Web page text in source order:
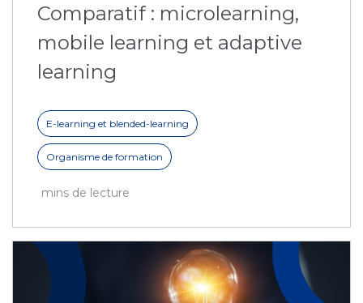
Comparatif : microlearning,
mobile learning et adaptive
learning
E-learning et blended-learning
Organisme de formation
mins de lecture